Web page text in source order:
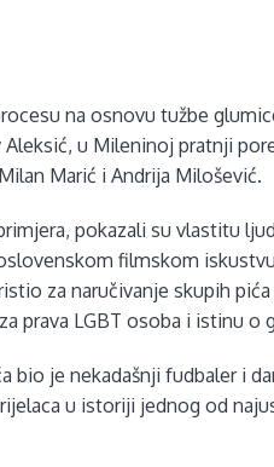
na osnovu tužbe
u Mileninoj pratnji
Marić i Andrija Milošević.
pokazali su vlastitu
filmskom
za naručivanje skupih
prava LGBT osoba i istinu o
bio je nekadašnji fudbaler i
u istoriji jednog od